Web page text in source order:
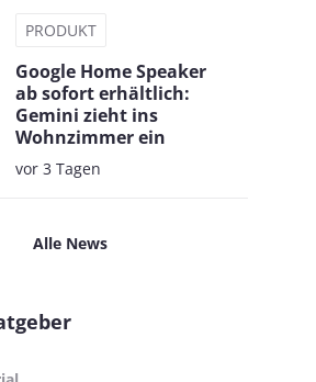
PRODUKT
Google Home Speaker
ab sofort erhältlich:
Gemini zieht ins
Wohnzimmer ein
vor 3 Tagen
Alle News